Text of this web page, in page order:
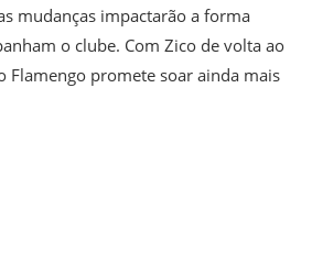
mudanças impactarão a forma
o clube. Com Zico de volta ao
Flamengo promete soar ainda mais